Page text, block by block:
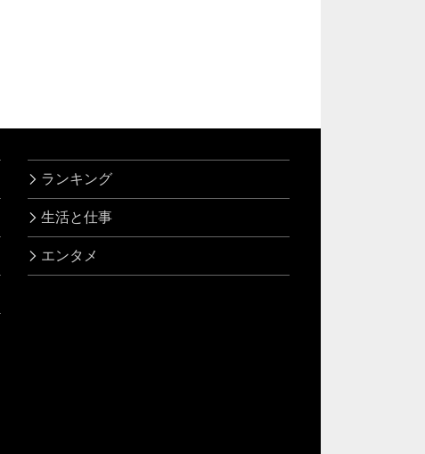
ランキング
生活と仕事
エンタメ